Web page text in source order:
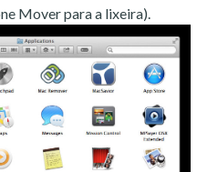
Mover para a lixeira).